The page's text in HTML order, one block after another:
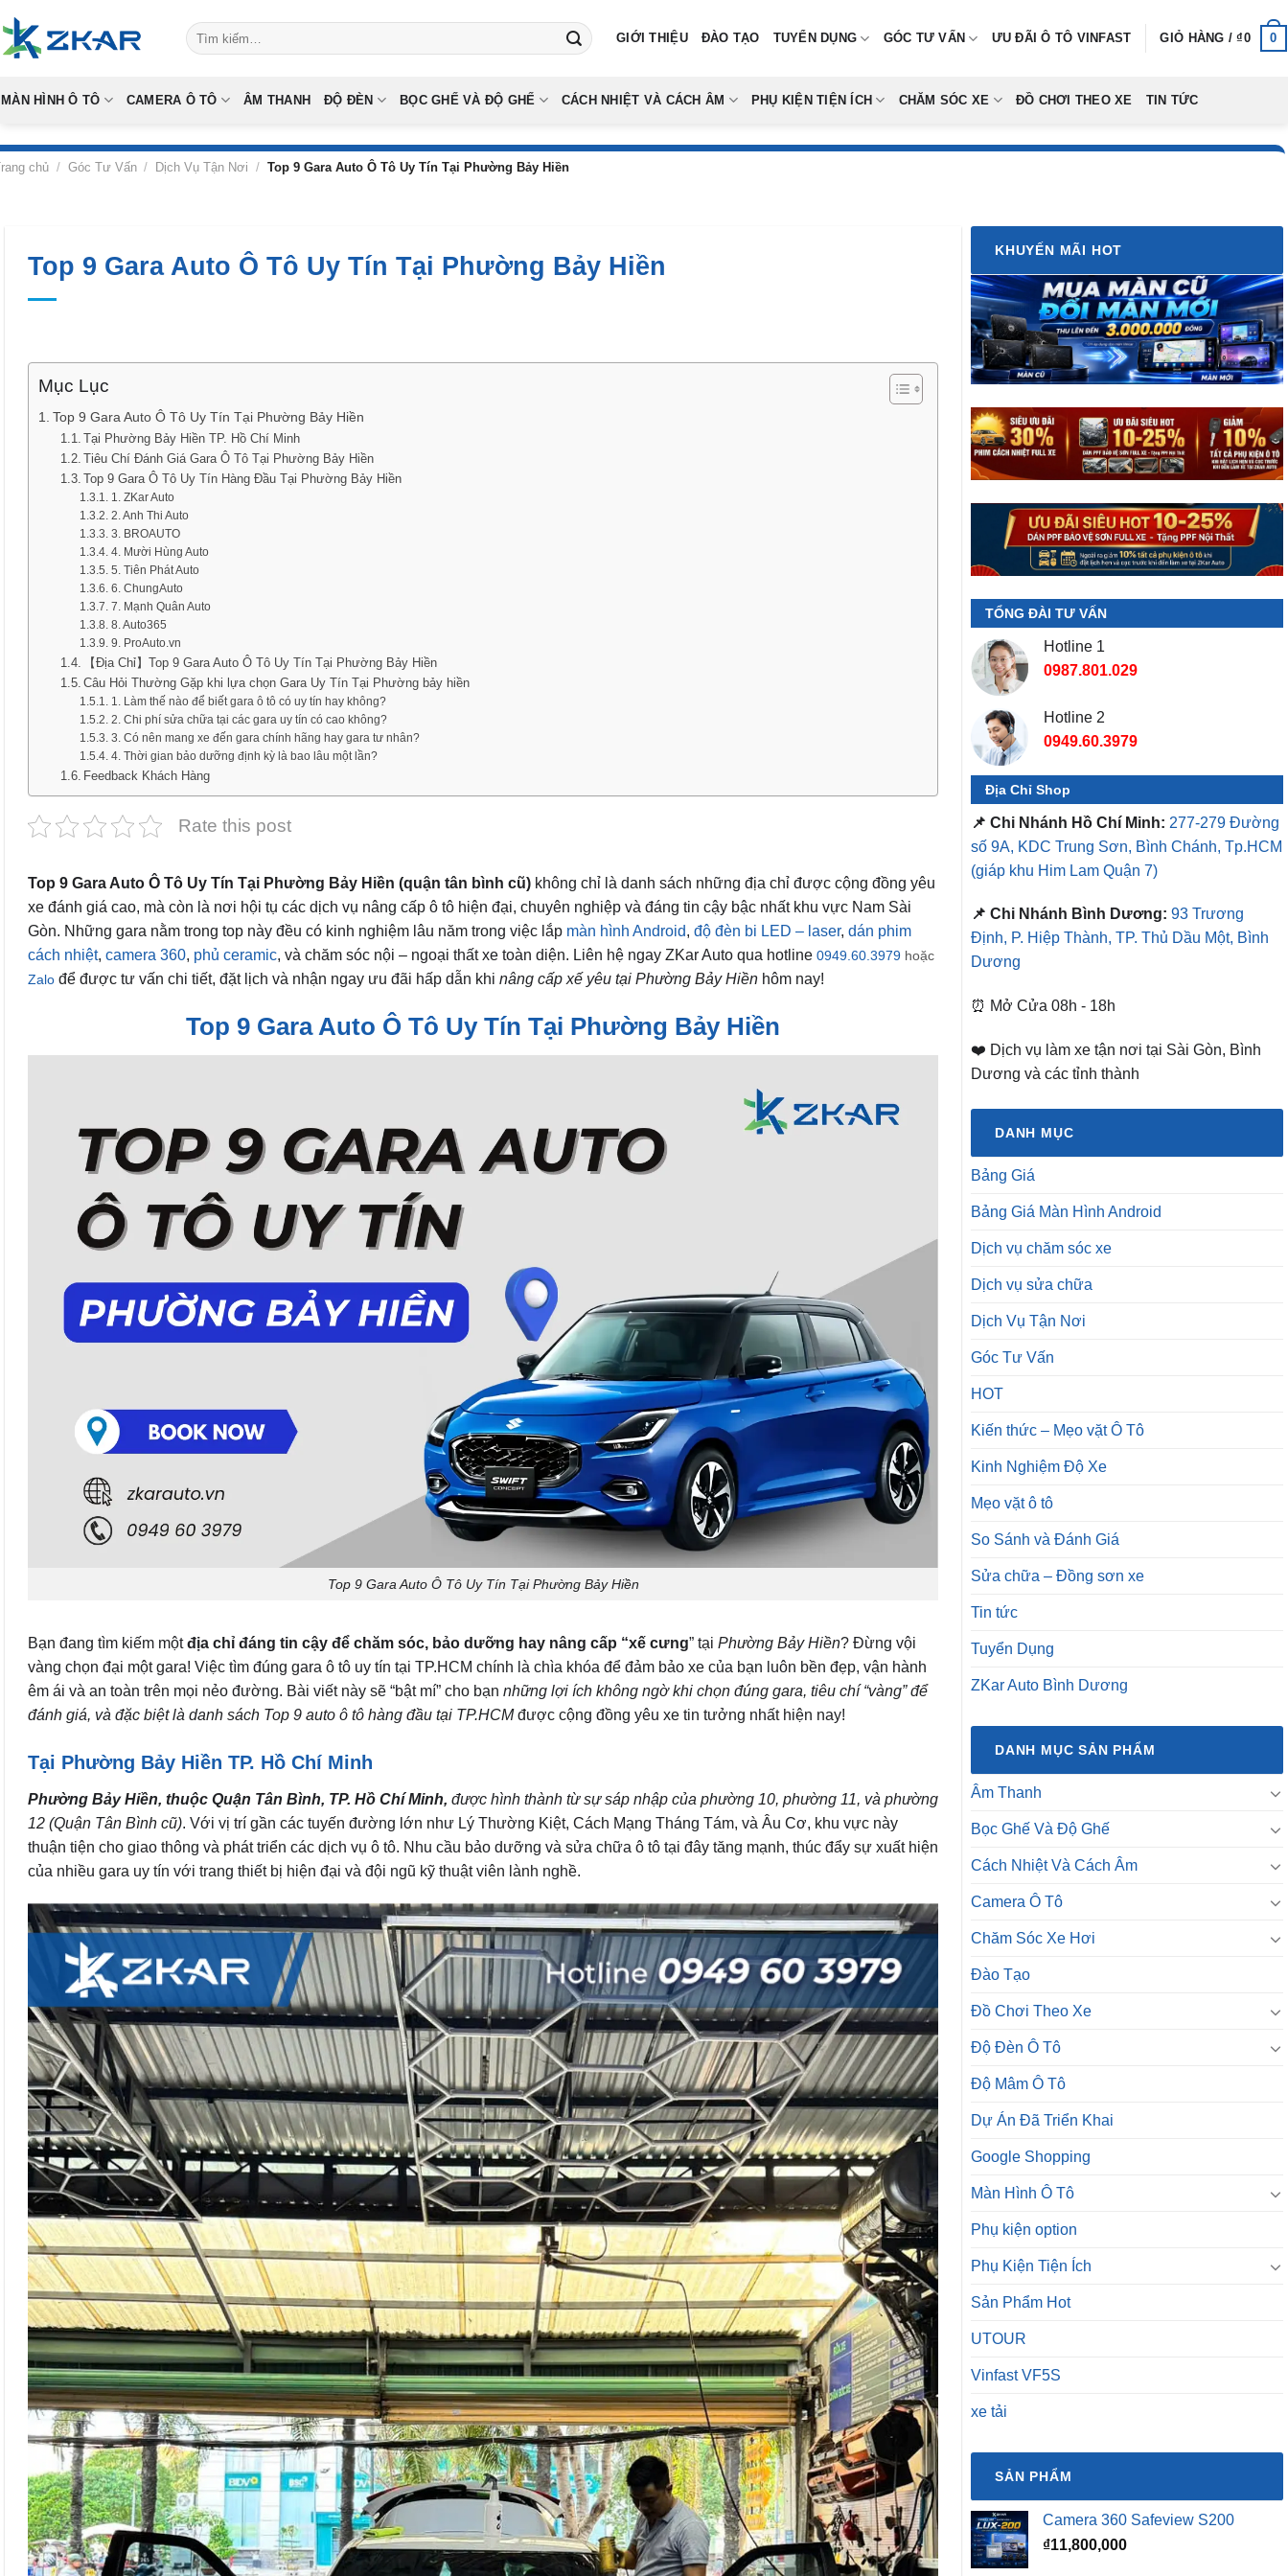
to
content
Tìm
kiếm:
GIỚI THIỆU ĐÀO TẠO TUYỂN DỤNG GÓC TƯ VẤN ƯU ĐÃI Ô TÔ VINFAST GIỎ HÀNG /₫0 0
MÀN HÌNH Ô TÔ CAMERA Ô TÔ ÂM THANH ĐỘ ĐÈN BỌC GHẾ VÀ ĐỘ GHẾ CÁCH NHIỆT VÀ CÁCH ÂM PHỤ KIỆN TIỆN ÍCH CHĂM SÓC XE ĐỒ CHƠI THEO XE TIN TỨC
chủ / Góc Tư Vấn / Dịch Vụ Tận Nơi / Top 9 Gara Auto Ô Tô Uy Tín Tại Phường Bảy Hiền
Top 9 Gara Auto Ô Tô Uy Tín Tại Phường Bảy Hiền
Mục Lục
Top 9 Gara Auto Ô Tô Uy Tín Tại Phường Bảy Hiền
Tại Phường Bảy Hiền TP. Hồ Chí Minh
Tiêu Chí Đánh Giá Gara Ô Tô Tại Phường Bảy Hiền
Top 9 Gara Ô Tô Uy Tín Hàng Đầu Tại Phường Bảy Hiền
1. ZKar Auto
2. Anh Thi Auto
3. BROAUTO
4. Mười Hùng Auto
5. Tiên Phát Auto
6. ChungAuto
7. Mạnh Quân Auto
8. Auto365
9. ProAuto.vn
【Địa Chỉ】Top 9 Gara Auto Ô Tô Uy Tín Tại Phường Bảy Hiền
Câu Hỏi Thường Gặp khi lựa chọn Gara Uy Tín Tại Phường bảy hiền
1. Làm thế nào để biết gara ô tô có uy tín hay không?
2. Chi phí sửa chữa tại các gara uy tín có cao không?
3. Có nên mang xe đến gara chính hãng hay gara tư nhân?
4. Thời gian bảo dưỡng định kỳ là bao lâu một lần?
Feedback Khách Hàng
Rate this post
Top 9 Gara Auto Ô Tô Uy Tín Tại Phường Bảy Hiền (quận tân bình cũ) không chỉ là danh sách những địa chỉ được cộng đồng yêu
xe đánh giá cao, mà còn là nơi hội tụ các dịch vụ nâng cấp ô tô hiện đại, chuyên nghiệp và đáng tin cậy bậc nhất khu vực Nam Sài
Gòn. Những gara nằm trong top này đều có kinh nghiệm lâu năm trong việc lắp màn hình Android, độ đèn bi LED – laser, dán phim
cách nhiệt, camera 360, phủ ceramic, và chăm sóc nội – ngoại thất xe toàn diện. Liên hệ ngay ZKar Auto qua hotline 0949.60.3979 hoặc
Zalo để được tư vấn chi tiết, đặt lịch và nhận ngay ưu đãi hấp dẫn khi nâng cấp xế yêu tại Phường Bảy Hiền hôm nay!
Top 9 Gara Auto Ô Tô Uy Tín Tại Phường Bảy Hiền
Top 9 Gara Auto Ô Tô Uy Tín Tại Phường Bảy Hiền
Bạn đang tìm kiếm mộtđịa chỉ đáng tin cậy để chăm sóc, bảo dưỡng hay nâng cấp “xế cưng” tại Phường Bảy Hiền? Đừng vội
vàng chọn đại một gara! Việc tìm đúng gara ô tô uy tín tại TP.HCM chính là chìa khóa để đảm bảo xe của bạn luôn bền đẹp, vận hành
êm ái và an toàn trên mọi nẻo đường. Bài viết này sẽ “bật mí” cho bạn những lợi ích không ngờ khi chọn đúng gara, tiêu chí “vàng” để
đánh giá, và đặc biệt là danh sách Top 9 auto ô tô hàng đầu tại TP.HCMđược cộng đồng yêu xe tin tưởng nhất hiện nay!
Tại Phường Bảy Hiền TP. Hồ Chí Minh
Phường Bảy Hiền, thuộc Quận Tân Bình, TP. Hồ Chí Minh, được hình thành từ sự sáp nhập của phường 10, phường 11, và phường
12 (Quận Tân Bình cũ). Với vị trí gần các tuyến đường lớn như Lý Thường Kiệt, Cách Mạng Tháng Tám, và Âu Cơ, khu vực này
thuận tiện cho giao thông và phát triển các dịch vụ ô tô. Nhu cầu bảo dưỡng và sửa chữa ô tô tại đây tăng mạnh, thúc đẩy sự xuất hiện
của nhiều gara uy tín với trang thiết bị hiện đại và đội ngũ kỹ thuật viên lành nghề.
KHUYẾN MÃI HOT
TỔNG ĐÀI TƯ VẤN
Hotline 1
0987.801.029
Hotline 2
0949.60.3979
Địa Chỉ Shop
📌 Chi Nhánh Hồ Chí Minh: 277-279 Đường
số 9A, KDC Trung Sơn, Bình Chánh, Tp.HCM
(giáp khu Him Lam Quận 7)
📌 Chi Nhánh Bình Dương: 93 Trương
Định, P. Hiệp Thành, TP. Thủ Dầu Một, Bình
Dương
⏰ Mở Cửa 08h - 18h
❤️ Dịch vụ làm xe tận nơi tại Sài Gòn, Bình
Dương và các tỉnh thành
DANH MỤC
Bảng Giá
Bảng Giá Màn Hình Android
Dịch vụ chăm sóc xe
Dịch vụ sửa chữa
Dịch Vụ Tận Nơi
Góc Tư Vấn
HOT
Kiến thức – Mẹo vặt Ô Tô
Kinh Nghiệm Độ Xe
Mẹo vặt ô tô
So Sánh và Đánh Giá
Sửa chữa – Đồng sơn xe
Tin tức
Tuyển Dụng
ZKar Auto Bình Dương
DANH MỤC SẢN PHẨM
Âm Thanh
Bọc Ghế Và Độ Ghế
Cách Nhiệt Và Cách Âm
Camera Ô Tô
Chăm Sóc Xe Hơi
Đào Tạo
Đồ Chơi Theo Xe
Độ Đèn Ô Tô
Độ Mâm Ô Tô
Dự Án Đã Triển Khai
Google Shopping
Màn Hình Ô Tô
Phụ kiện option
Phụ Kiện Tiện Ích
Sản Phẩm Hot
UTOUR
Vinfast VF5S
xe tải
SẢN PHẨM
Camera 360 Safeview S200
₫11,800,000